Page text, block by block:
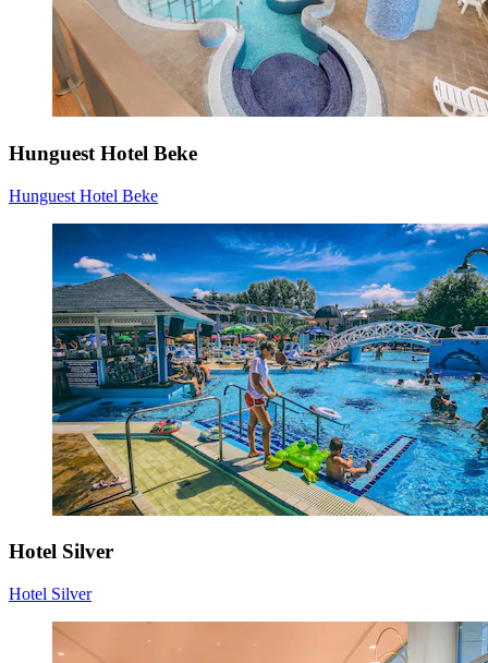
Hunguest Hotel Beke
Hunguest Hotel Beke
Hotel Silver
Hotel Silver